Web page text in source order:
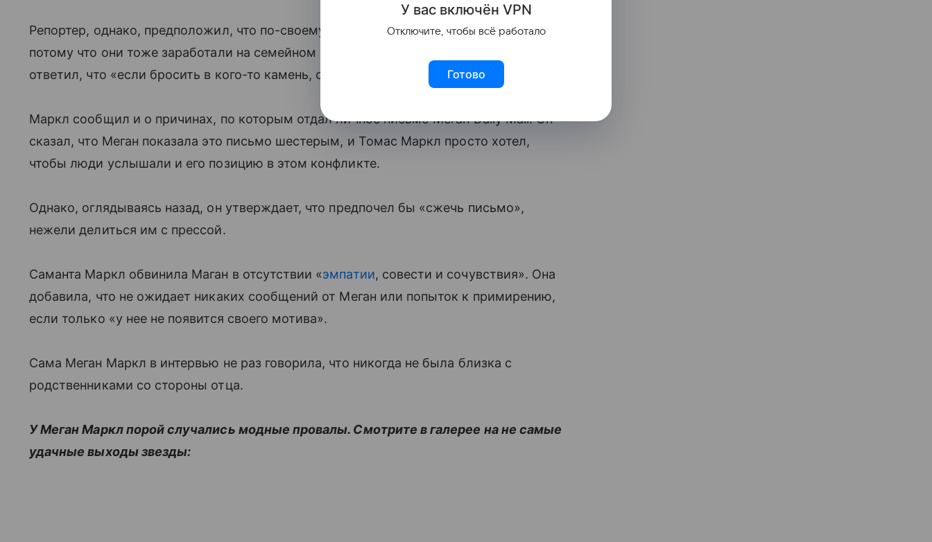
Репортер, однако, предположил, что по-своему Марклы ничем не лучше Меган,
потому что они тоже заработали на семейном конфликте. На это Маркл-старший
ответил, что «если бросить в кого-то камень, он тоже бросит в ответ».
Маркл сообщил и о причинах, по которым отдал личное письмо Меган Daily Mail. Он
сказал, что Меган показала это письмо шестерым, и Томас Маркл просто хотел,
чтобы люди услышали и его позицию в этом конфликте.
Однако, оглядываясь назад, он утверждает, что предпочел бы «сжечь письмо»,
нежели делиться им с прессой.
Саманта Маркл обвинила Маган в отсутствии «эмпатии, совести и сочувствия». Она
добавила, что не ожидает никаких сообщений от Меган или попыток к примирению,
если только «у нее не появится своего мотива».
Сама Меган Маркл в интервью не раз говорила, что никогда не была близка с
родственниками со стороны отца.
У Меган Маркл порой случались модные провалы. Смотрите в галерее на не самые
удачные выходы звезды:
У вас включён VPN
Отключите, чтобы всё работало
Готово